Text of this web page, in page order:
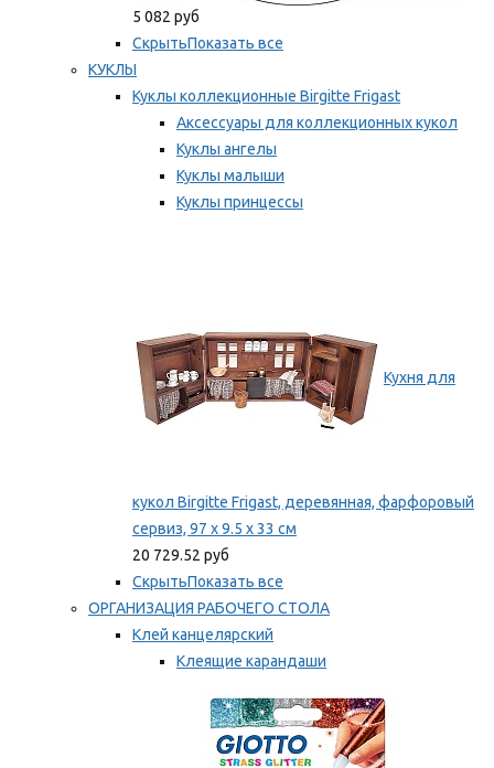
5 082 руб
СкрытьПоказать все
КУКЛЫ
Куклы коллекционные Birgitte Frigast
Аксессуары для коллекционных кукол
Куклы ангелы
Куклы малыши
Куклы принцессы
Кухня для
кукол Birgitte Frigast, деревянная, фарфоровый
сервиз, 97 x 9.5 x 33 см
20 729.52 руб
СкрытьПоказать все
ОРГАНИЗАЦИЯ РАБОЧЕГО СТОЛА
Клей канцелярский
Клеящие карандаши
Мы рекомендуем